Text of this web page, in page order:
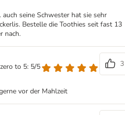
auch seine Schwester hat sie sehr
Bestelle die Toothies seit fast 13
nach.
to 5: 5/5
3
vor der Mahlzeit